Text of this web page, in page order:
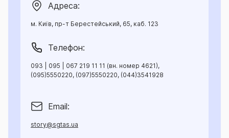
Адреса:
м. Київ, пр-т Берестейський, 65, каб. 123
Телефон:
093 | 095 | 067 219 11 11 (вн. номер 4621),
(095)5550220, (097)5550220, (044)3541928
Email:
story@sgtas.ua